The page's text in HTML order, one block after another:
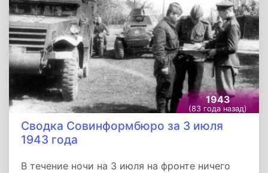
большие потери.
1943
(83 года назад)
Сводка Совинформбюро за 3 июля
1943 года
В течение ночи на 3 июля на фронте ничего